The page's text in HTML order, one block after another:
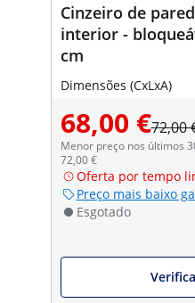
Cinzeiro de
interior -
cm
Dimensões (CxLxA)
68,00 €72,00
Menor preço nos últimos
72,00 €
Oferta por tempo
Preço mais baixo
Esgotado